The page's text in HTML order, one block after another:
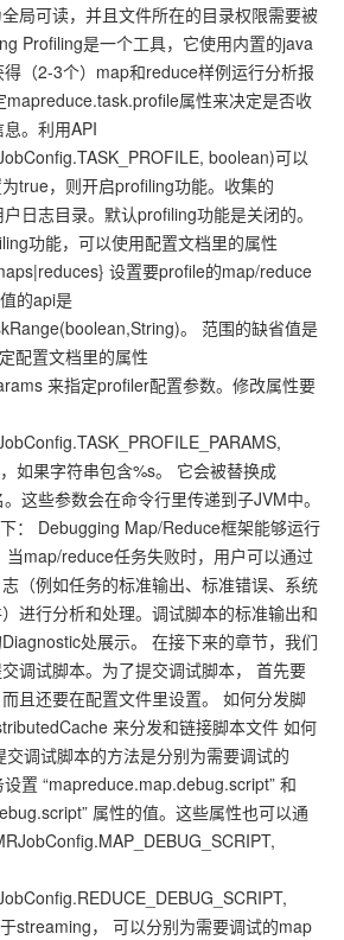
局可读，并且文件所在的目录权限需要被
Profiling是一个工具，它使用内置的java
（2-3个）map和reduce样例运行分析报
mapreduce.task.profile属性来决定是否收
。利用API
boolean)可以
true，则开启profiling功能。收集的
日志目录。默认profiling功能是关闭的。
功能，可以使用配置文档里的属性
设置要profile的map/reduce
的api是
。 范围的缺省值是
配置文档里的属性
来指定profiler配置参数。修改属性要
如果字符串包含%s。 它会被替换成
这些参数会在命令行里传递到子JVM中。
： Debugging Map/Reduce框架能够运行
当map/reduce任务失败时，用户可以通过
（例如任务的标准输出、标准错误、系统
进行分析和处理。调试脚本的标准输出和
处展示。 在接下来的章节，我们
调试脚本。为了提交调试脚本， 首先要
且还要在配置文件里设置。 如何分发脚
来分发和链接脚本文件 如何
调试脚本的方法是分别为需要调试的
置 “mapreduce.map.debug.script” 和
属性的值。这些属性也可以通
streaming， 可以分别为需要调试的map